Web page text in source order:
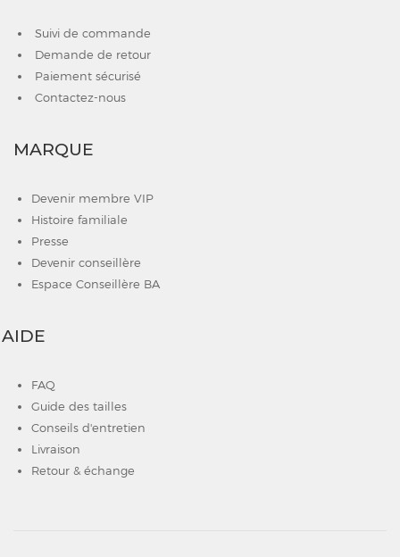
Suivi de commande
Demande de retour
Paiement sécurisé
Contactez-nous
MARQUE
Devenir membre VIP
Histoire familiale
Presse
Devenir conseillère
Espace Conseillère BA
AIDE
FAQ
Guide des tailles
Conseils d'entretien
Livraison
Retour & échange